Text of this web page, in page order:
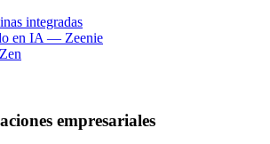
integradas
en IA — Zeenie
empresariales